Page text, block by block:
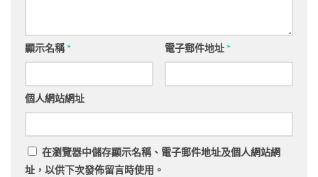
顯示名稱* 電子郵件地址*
個人網站網址
在瀏覽器中儲存顯示名稱、電子郵件地址及個人網站網
址，以供下次發佈留言時使用。